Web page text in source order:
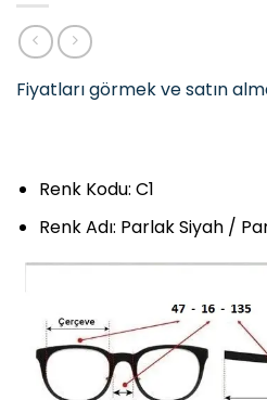
Fiyatları görmek ve satın
Renk Kodu: C1
Renk Adı: Parlak Siyah /